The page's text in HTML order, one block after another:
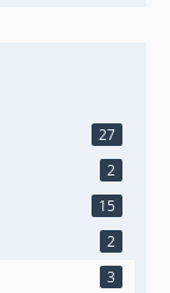
27
2
15
2
3